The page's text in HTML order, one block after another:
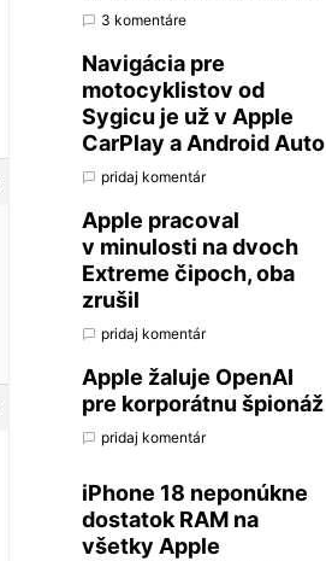
3 komentáre
Navigácia pre
motocyklistov od
Sygicu je už v Apple
CarPlay a Android Auto
pridaj komentár
Apple pracoval
v minulosti na dvoch
Extreme čipoch, oba
zrušil
pridaj komentár
Apple žaluje OpenAI
pre korporátnu špionáž
pridaj komentár
iPhone 18 neponúkne
dostatok RAM na
všetky Apple